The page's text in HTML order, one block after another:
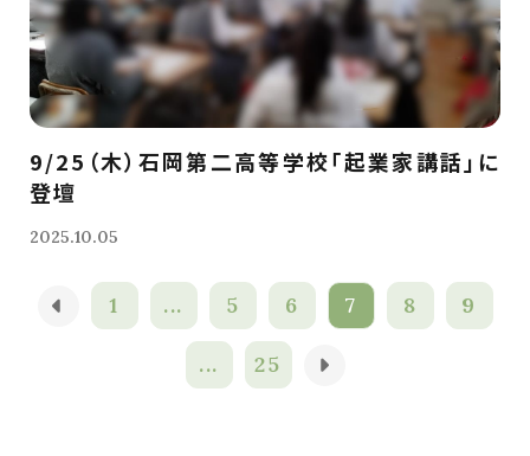
9/25（木）石岡第二高等学校「起業家講話」に
登壇
2025.10.05
1 ... 5 6 7 8 9
... 25